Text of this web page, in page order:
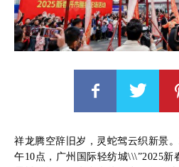
祥龙腾空辞旧岁，灵蛇驾云织新景
午10点，广州国际轻纺城\\\”2025新